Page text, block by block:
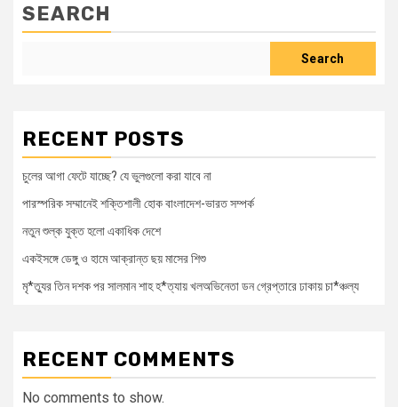
SEARCH
Search
RECENT POSTS
চুলের আগা ফেটে যাচ্ছে? যে ভুলগুলো করা যাবে না
পারস্পরিক সম্মানেই শক্তিশালী হোক বাংলাদেশ-ভারত সম্পর্ক
নতুন শুল্ক যুক্ত হলো একাধিক দেশে
একইসঙ্গে ডেঙ্গু ও হামে আক্রান্ত ছয় মাসের শিশু
মৃ*ত্যুর তিন দশক পর সালমান শাহ হ*ত্যায় খলঅভিনেতা ডন গ্রেপ্তারে ঢাকায় চা*ঞ্চল্য
RECENT COMMENTS
No comments to show.